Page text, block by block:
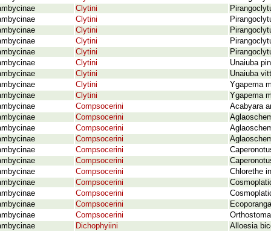
Clytini
Clytini
Clytini
Clytini
Clytini
Clytini
Unaiuba
Clytini
Unaiuba
Clytini
Ygapema
Clytini
Ygapema
Compsocerini
Acabyara
Compsocerini
Compsocerini
Compsocerini
Compsocerini
Compsocerini
Compsocerini
Chlorethe
Compsocerini
Compsocerini
Compsocerini
Compsocerini
Dichophyiini
Alloesia